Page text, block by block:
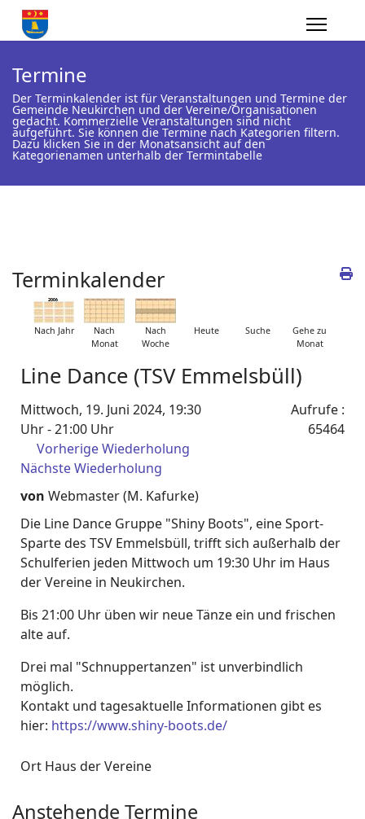
Termine
Der Terminkalender ist für Veranstaltungen und Termine der
Gemeinde Neukirchen und der Vereine/Organisationen
gedacht. Kommerzielle Veranstaltungen sind nicht
aufgeführt. Sie können die Termine nach Kategorien filtern.
Dazu klicken Sie in der Monatsansicht auf den
Kategorienamen unterhalb der Termintabelle
Terminkalender
Nach Jahr
Nach
Monat
Nach
Woche
Heute Suche
Gehe zu
Monat
Line Dance (TSV Emmelsbüll)
Mittwoch, 19. Juni 2024, 19:30
Uhr - 21:00 Uhr
Vorherige Wiederholung
Nächste Wiederholung
Aufrufe :
65464
von Webmaster (M. Kafurke)
Die Line Dance Gruppe "Shiny Boots", eine Sport-
Sparte des TSV Emmelsbüll, trifft sich außerhalb der
Schulferien jeden Mittwoch um 19:30 Uhr im Haus
der Vereine in Neukirchen.
Bis 21:00 Uhr üben wir neue Tänze ein und frischen
alte auf.
Drei mal "Schnuppertanzen" ist unverbindlich
möglich.
Kontakt und tagesaktuelle Informationen gibt es
hier: https://www.shiny-boots.de/
Ort Haus der Vereine
Anstehende Termine